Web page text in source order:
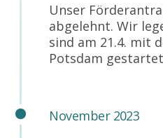
Unser
abgelehnt. Wir
sind am 21.4. mit
Potsdam
November 2023